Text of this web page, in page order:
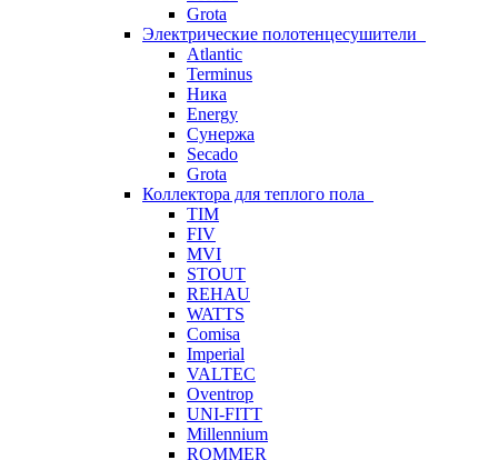
Grota
Электрические полотенцесушители
Atlantic
Terminus
Ника
Energy
Сунержа
Secado
Grota
Коллектора для теплого пола
TIM
FIV
MVI
STOUT
REHAU
WATTS
Comisa
Imperial
VALTEC
Oventrop
UNI-FITT
Millennium
ROMMER